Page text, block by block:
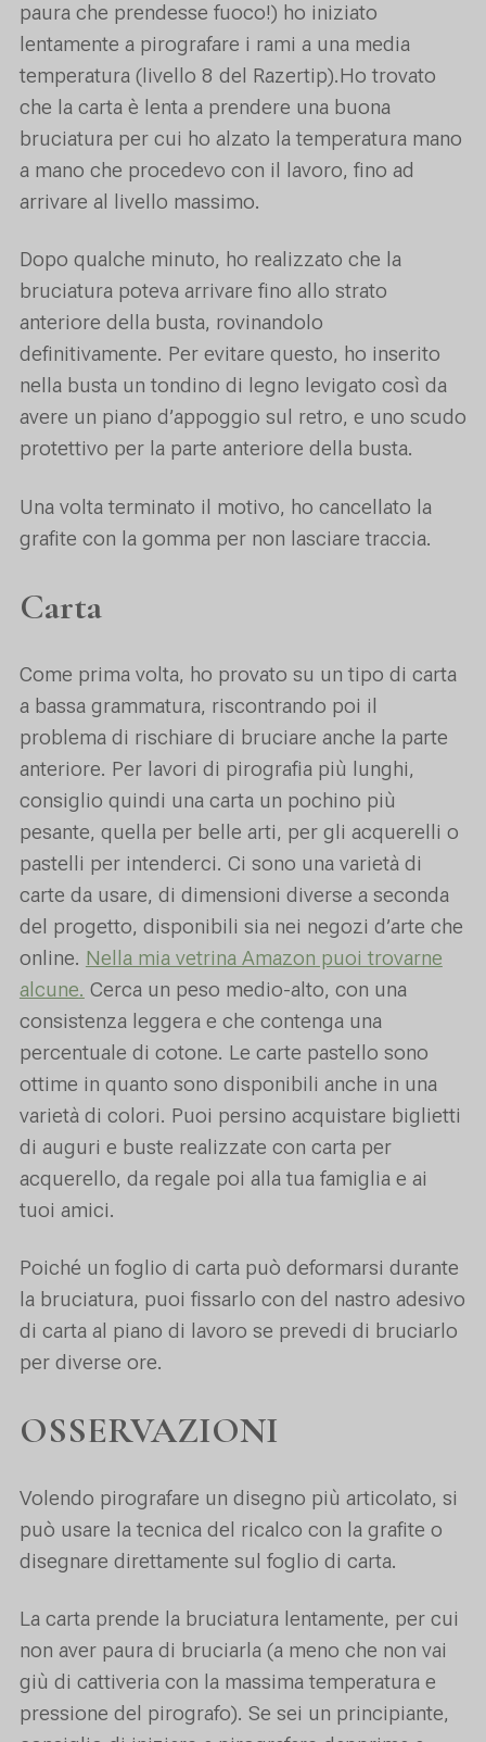
paura che prendesse fuoco!) ho iniziato
lentamente a pirografare i rami a una media
temperatura (livello 8 del Razertip).Ho trovato
che la carta è lenta a prendere una buona
bruciatura per cui ho alzato la temperatura mano
a mano che procedevo con il lavoro, fino ad
arrivare al livello massimo.
Dopo qualche minuto, ho realizzato che la
bruciatura poteva arrivare fino allo strato
anteriore della busta, rovinandolo
definitivamente. Per evitare questo, ho inserito
nella busta un tondino di legno levigato così da
avere un piano d’appoggio sul retro, e uno scudo
protettivo per la parte anteriore della busta.
Una volta terminato il motivo, ho cancellato la
grafite con la gomma per non lasciare traccia.
Carta
Come prima volta, ho provato su un tipo di carta
a bassa grammatura, riscontrando poi il
problema di rischiare di bruciare anche la parte
anteriore. Per lavori di pirografia più lunghi,
consiglio quindi una carta un pochino più
pesante, quella per belle arti, per gli acquerelli o
pastelli per intenderci. Ci sono una varietà di
carte da usare, di dimensioni diverse a seconda
del progetto, disponibili sia nei negozi d’arte che
online. Nella mia vetrina Amazon puoi trovarne
alcune. Cerca un peso medio-alto, con una
consistenza leggera e che contenga una
percentuale di cotone. Le carte pastello sono
ottime in quanto sono disponibili anche in una
varietà di colori. Puoi persino acquistare biglietti
di auguri e buste realizzate con carta per
acquerello, da regale poi alla tua famiglia e ai
tuoi amici.
Poiché un foglio di carta può deformarsi durante
la bruciatura, puoi fissarlo con del nastro adesivo
di carta al piano di lavoro se prevedi di bruciarlo
per diverse ore.
OSSERVAZIONI
Volendo pirografare un disegno più articolato, si
può usare la tecnica del ricalco con la grafite o
disegnare direttamente sul foglio di carta.
La carta prende la bruciatura lentamente, per cui
non aver paura di bruciarla (a meno che non vai
giù di cattiveria con la massima temperatura e
pressione del pirografo). Se sei un principiante,